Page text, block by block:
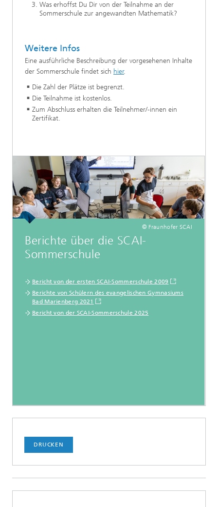
Was erhoffst Du Dir von der Teilnahme an der
Sommerschule zur angewandten Mathematik?
Weitere Infos
Eine ausführliche Beschreibung der vorgesehenen Inhalte
der Sommerschule findet sich hier.
Die Zahl der Plätze ist begrenzt.
Die Teilnahme ist kostenlos.
Zum Abschluss erhalten die Teilnehmer/-innen ein
Zertifikat.
© Fraunhofer SCAI
Berichte über die SCAI-
Sommerschule
Bericht von der ersten SCAI-Sommerschule 2009
Berichte von Schülern des evangelischen Gymnasiums
Bad Marienberg 2021
Bericht von der SCAI-Sommerschule 2025
DRUCKEN